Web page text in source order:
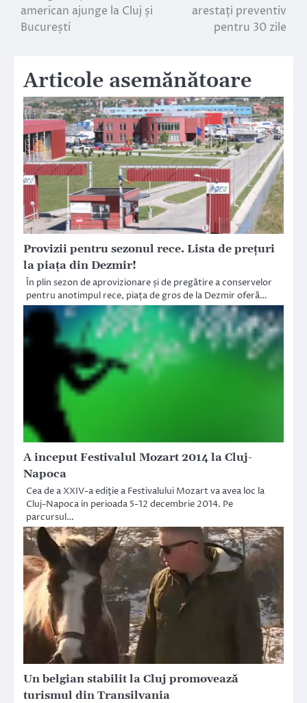
american ajunge la Cluj și
București
arestați preventiv
pentru 30 zile
Articole asemănătoare
Provizii pentru sezonul rece. Lista de prețuri
la piața din Dezmir!
În plin sezon de aprovizionare și de pregătire a conservelor
pentru anotimpul rece, piața de gros de la Dezmir oferă…
A inceput Festivalul Mozart 2014 la Cluj-
Napoca
Cea de a XXIV-a ediţie a Festivalului Mozart va avea loc la
Cluj-Napoca in perioada 5-12 decembrie 2014. Pe
parcursul…
Un belgian stabilit la Cluj promovează
turismul din Transilvania